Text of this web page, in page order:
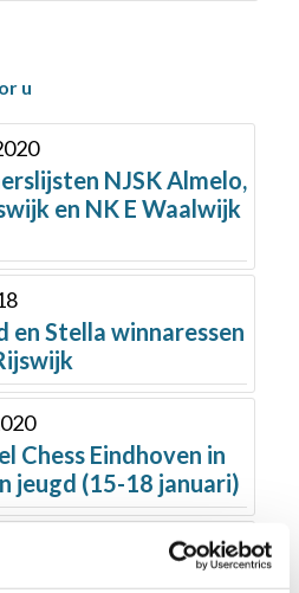
u
NJSK Almelo,
en NK E Waalwijk
en Stella winnaressen
Chess Eindhoven in
jeugd (15-18 januari)